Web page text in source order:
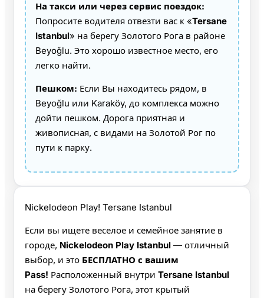
На такси или через сервис поездок:
Попросите водителя отвезти вас к «Tersane
Istanbul» на берегу Золотого Рога в районе
Beyoğlu. Это хорошо известное место, его
легко найти.
Пешком: Если Вы находитесь рядом, в
Beyoğlu или Karaköy, до комплекса можно
дойти пешком. Дорога приятная и
живописная, с видами на Золотой Рог по
пути к парку.
Nickelodeon Play! Tersane Istanbul
Если вы ищете веселое и семейное занятие в
городе, Nickelodeon Play Istanbul — отличный
выбор, и это БЕСПЛАТНО с вашим
Pass! Расположенный внутри Tersane Istanbul
на берегу Золотого Рога, этот крытый